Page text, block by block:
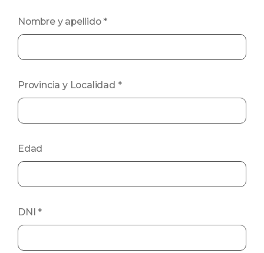
Nombre y apellido *
Provincia y Localidad *
Edad
DNI *